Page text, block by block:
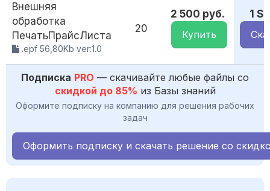
Внешняя
обработка
ПечатьПрайсЛиста
.epf 56,80Kb ver:1.0
20
2 500 руб.
Купить
1
Подписка PRO — скачивайте любые файлы со
скидкой до 85% из Базы знаний
Оформите подписку на компанию для решения рабочих
задач
Оформить подписку и скачать решение со